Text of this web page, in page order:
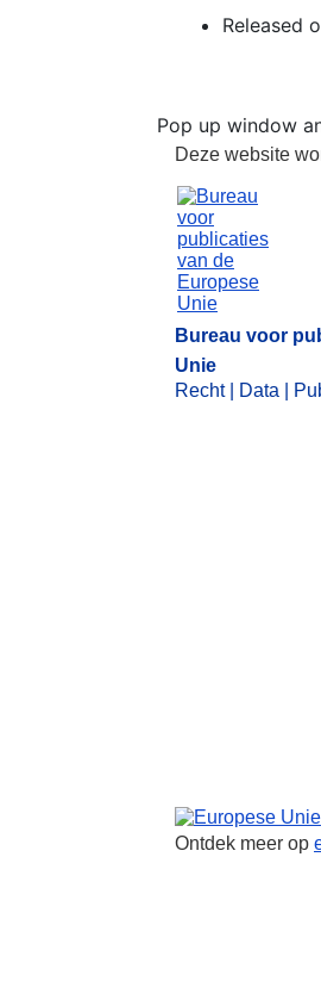
Released
Pop up window
Bureau
Deze website
Bureau voor
Unie
Recht | Data |
Ontdek meer op